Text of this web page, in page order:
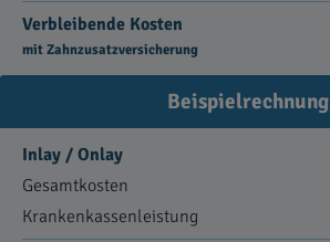
Verbleibende Kosten
mit Zahnzusatzversicherung
Beispielrechnung
Inlay / Onlay
Gesamtkosten
Krankenkassenleistung